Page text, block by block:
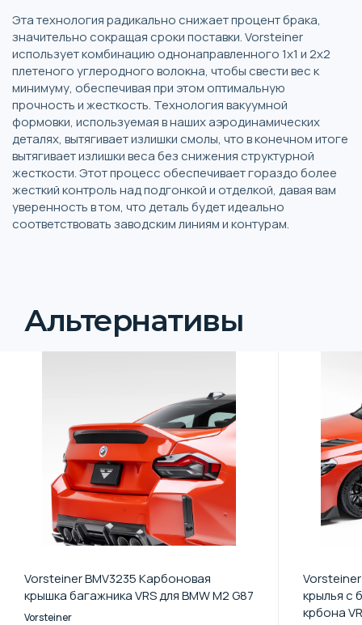
Эта технология радикально снижает процент брака,
значительно сокращая сроки поставки. Vorsteiner
использует комбинацию однонаправленного 1x1 и 2x2
плетеного углеродного волокна, чтобы свести вес к
минимуму, обеспечивая при этом оптимальную
прочность и жесткость. Технология вакуумной
формовки, используемая в наших аэродинамических
деталях, вытягивает излишки смолы, что в конечном итоге
вытягивает излишки веса без снижения структурной
жесткости. Этот процесс обеспечивает гораздо более
жесткий контроль над подгонкой и отделкой, давая вам
уверенность в том, что деталь будет идеально
соответствовать заводским линиям и контурам.
Альтернативы
Vorsteiner BMV3235 Карбоновая
крышка багажника VRS для BMW M2 G87
Vorsteiner
крылья с
крбона